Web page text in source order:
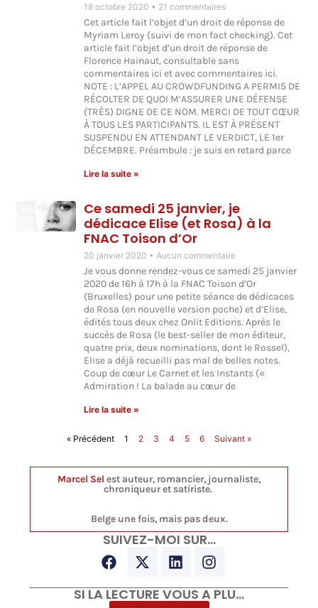
18 octobre 2020 21 commentaires
Cet article fait l’objet d’un droit de réponse de
Myriam Leroy (suivi de mon fact checking). Cet
article fait l’objet d’un droit de réponse de
Florence Hainaut, consultable sans
commentaires ici et avec commentaires ici.
NOTE : L’APPEL AU CROWDFUNDING A PERMIS DE
RÉCOLTER DE QUOI M’ASSURER UNE DÉFENSE
(TRÈS) DIGNE DE CE NOM. MERCI DE TOUT CŒUR
À TOUS LES PARTICIPANTS. IL EST À PRÉSENT
SUSPENDU EN ATTENDANT LE VERDICT, LE 1er
DÉCEMBRE. Préambule : je suis en retard parce
Lire la suite »
Ce samedi 25 janvier, je
dédicace Elise (et Rosa) à la
FNAC Toison d’Or
20 janvier 2020 Aucun commentaire
Je vous donne rendez-vous ce samedi 25 janvier
2020 de 16h à 17h à la FNAC Toison d’Or
(Bruxelles) pour une petite séance de dédicaces
de Rosa (en nouvelle version poche) et d’Elise,
édités tous deux chez Onlit Editions. Après le
succès de Rosa (le best-seller de mon éditeur,
quatre prix, deux nominations, dont le Rossel),
Elise a déjà recueilli pas mal de belles notes.
Coup de cœur Le Carnet et les Instants («
Admiration ! La balade au cœur de
Lire la suite »
« Précédent 1 2 3 4 5 6 Suivant »
Marcel Sel est auteur, romancier, journaliste,
chroniqueur et satiriste.
Belge une fois, mais pas deux.
SUIVEZ-MOI SUR…
SI LA LECTURE VOUS A PLU…